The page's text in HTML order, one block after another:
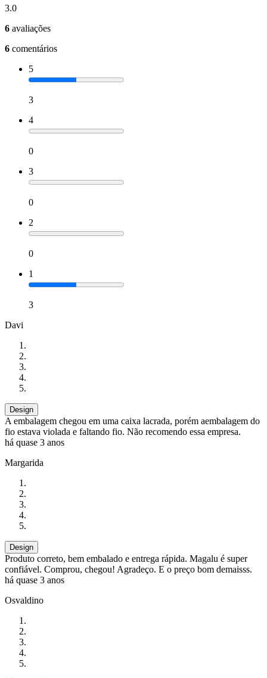
3.0
6 avaliações
6 comentários
5
3
4
0
3
0
2
0
1
3
Davi
Design
A embalagem chegou em uma caixa lacrada, porém aembalagem do
fio estava violada e faltando fio. Não recomendo essa empresa.
há quase 3 anos
Margarida
Design
Produto correto, bem embalado e entrega rápida. Magalu é super
confiável. Comprou, chegou! Agradeço. E o preço bom demaisss.
há quase 3 anos
Osvaldino